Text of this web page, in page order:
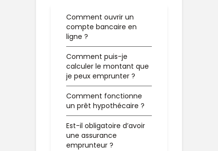
Comment ouvrir un
compte bancaire en
ligne ?
Comment puis-je
calculer le montant que
je peux emprunter ?
Comment fonctionne
un prêt hypothécaire ?
Est-il obligatoire d’avoir
une assurance
emprunteur ?